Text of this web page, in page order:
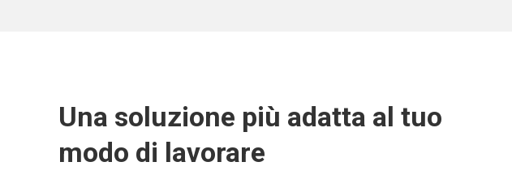
Una soluzione più adatta al tuo
modo di lavorare